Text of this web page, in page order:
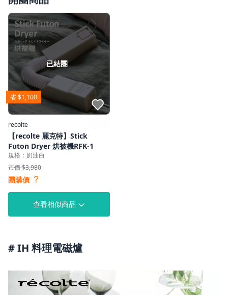
省 $1,100
已結團
點我收藏
recolte
【recolte 麗克特】Stick
Futon Dryer 烘被機RFK-1
規格：奶油白
市價 $3,980
團購價 ？
查看相似商品
# IH 料理電磁爐